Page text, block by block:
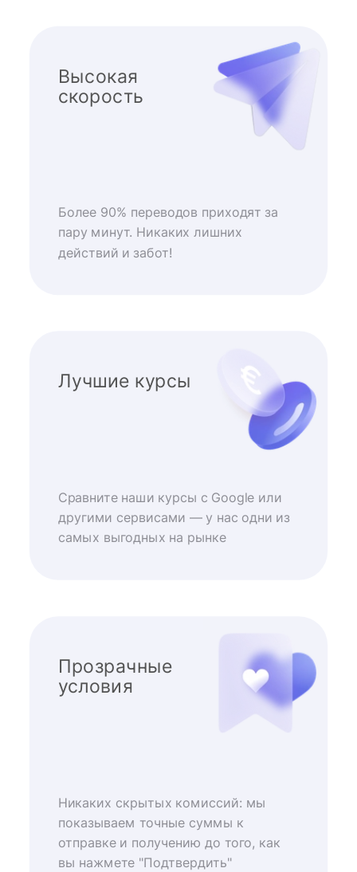
Высокая
скорость
Более 90% переводов приходят за
пару минут. Никаких лишних
действий и забот!
Лучшие курсы
Сравните наши курсы с Google или
другими сервисами — у нас одни из
самых выгодных на рынке
Прозрачные
условия
Никаких скрытых комиссий: мы
показываем точные суммы к
отправке и получению до того, как
вы нажмете "Подтвердить"